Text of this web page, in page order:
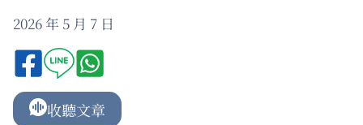
2026 年 5 月 7 日
收聽文章